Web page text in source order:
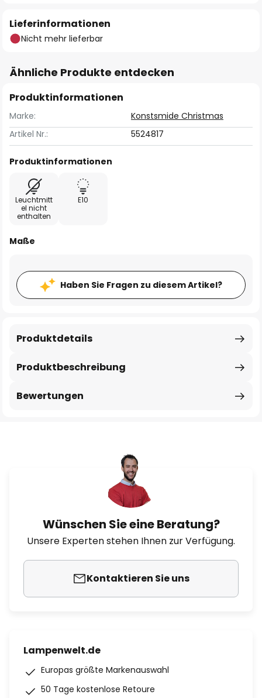
Lieferinformationen
Nicht mehr lieferbar
Ähnliche Produkte entdecken
Produktinformationen
Marke:
Konstsmide Christmas
Artikel Nr.:
5524817
Produktinformationen
Leuchtmitt
el nicht
enthalten
E10
Maße
Haben Sie Fragen zu diesem Artikel?
Produktbeschreibung
Produktdetails
Bewertungen
Wünschen Sie eine Beratung?
Unsere Experten stehen Ihnen zur Verfügung.
Kontaktieren Sie uns
Lampenwelt.de
Europas größte Markenauswahl
50 Tage kostenlose Retoure